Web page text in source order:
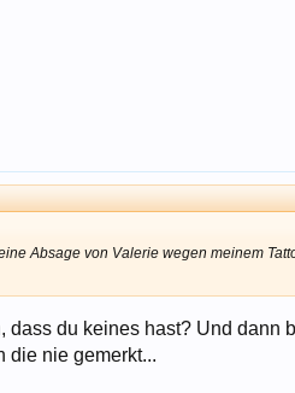
Absage von Valerie wegen meinem
du keines hast? Und dann
die nie gemerkt...